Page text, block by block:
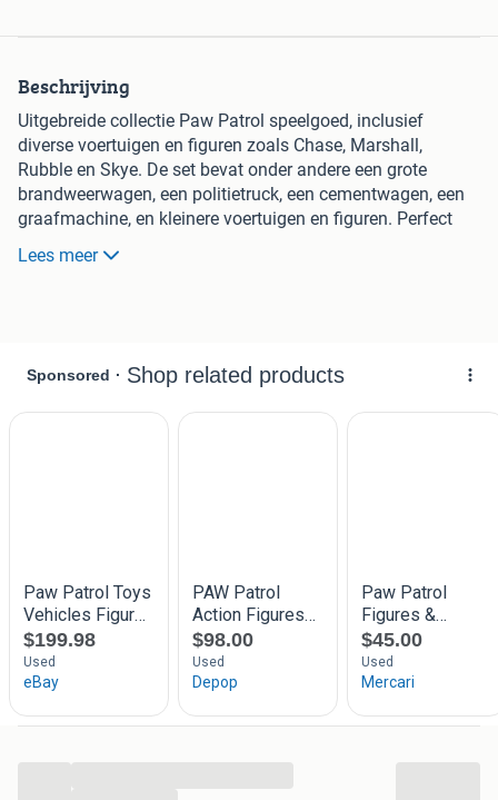
Beschrijving
Uitgebreide collectie Paw Patrol speelgoed, inclusief
diverse voertuigen en figuren zoals Chase, Marshall,
Rubble en Skye. De set bevat onder andere een grote
brandweerwagen, een politietruck, een cementwagen, een
graafmachine, en kleinere voertuigen en figuren. Perfect
voor urenlang speelplezier voor jonge Paw Patrol fans. Het
speelgoed is gebruikt, maar verkeert in goede staat.
Lees meer